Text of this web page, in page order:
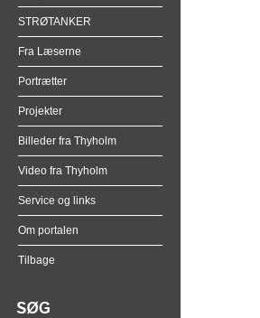
STRØTANKER
Fra Læserne
Portrætter
Projekter
Billeder fra Thyholm
Video fra Thyholm
Service og links
Om portalen
Tilbage